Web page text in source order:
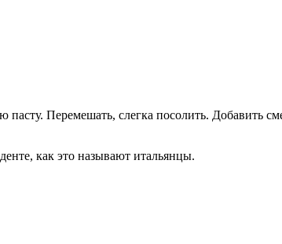
Перемешать, слегка посолить. Добавить
как это называют итальянцы.